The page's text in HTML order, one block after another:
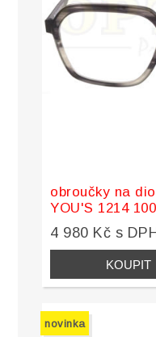
obroučky na
YOU'S 1214 100
4 980 Kč s DPH
novinka